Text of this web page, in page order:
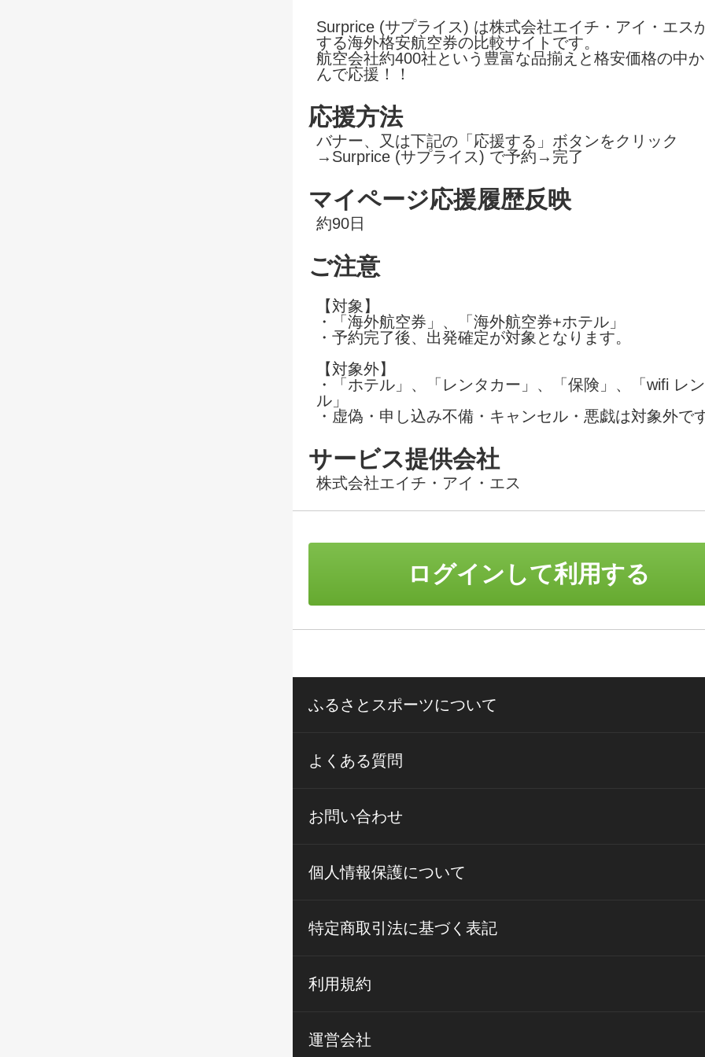
Surprice (サプライス) は株式会社エイチ・アイ・エス
する海外格安航空券の比較サイトです。
航空会社約400社という豊富な品揃えと格安価格の中
んで応援！！
応援方法
バナー、又は下記の「応援する」ボタンをクリック
→Surprice (サプライス) で予約→完了
マイページ応援履歴反映
約90日
ご注意
【対象】
・「海外航空券」、「海外航空券+ホテル」
・予約完了後、出発確定が対象となります。
【対象外】
・「ホテル」、「レンタカー」、「保険」、「wifi レ
ル」
・虚偽・申し込み不備・キャンセル・悪戯は対象外です
サービス提供会社
株式会社エイチ・アイ・エス
ログインして利用する
ふるさとスポーツについて
よくある質問
お問い合わせ
個人情報保護について
特定商取引法に基づく表記
利用規約
運営会社